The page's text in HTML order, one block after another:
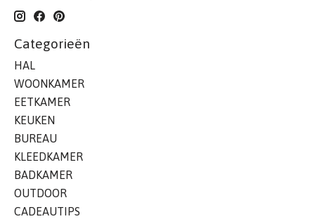
Categorieën
HAL
WOONKAMER
EETKAMER
KEUKEN
BUREAU
KLEEDKAMER
BADKAMER
OUTDOOR
CADEAUTIPS